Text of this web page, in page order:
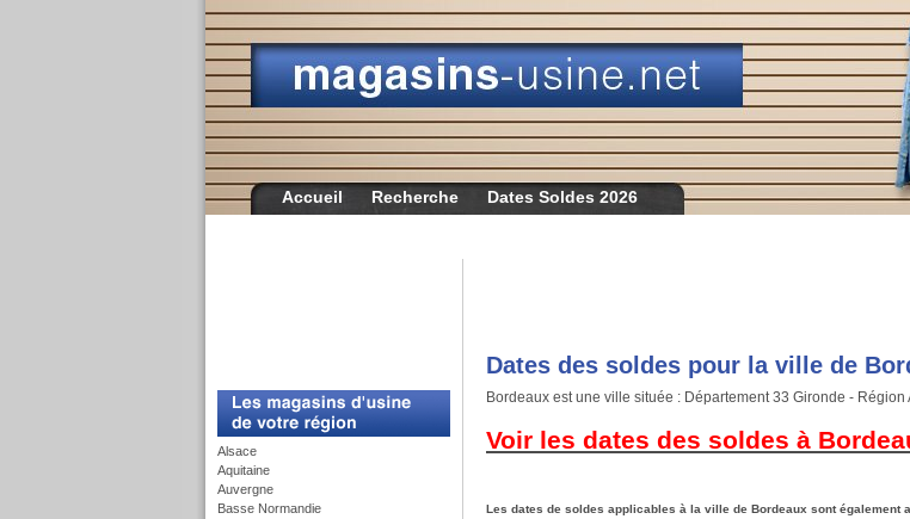
Accueil Recherche Dates Soldes 2026
Alsace
Aquitaine
Auvergne
Basse Normandie
Dates des soldes pour la ville de
Bordeaux est une ville située : Département 33 Gironde - Région
Voir les dates des soldes à
Les dates de soldes applicables à la ville de Bordeaux sont également